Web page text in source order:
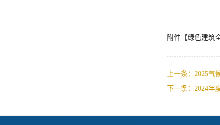
附件【绿色建筑
上一条：2025
下一条：2024